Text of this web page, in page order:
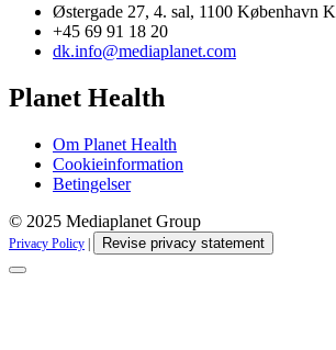
Østergade 27, 4. sal, 1100 København K
+45 69 91 18 20
dk.info@mediaplanet.com
Planet Health
Om Planet Health
Cookieinformation
Betingelser
© 2025 Mediaplanet Group
Privacy Policy | Revise privacy statement